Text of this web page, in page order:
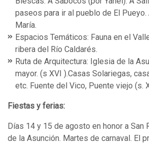
paseos para ir al pueblo de El Pueyo.
María.
Espacios Temáticos: Fauna en el
ribera del Río Caldarés.
Ruta de Arquitectura: Iglesia de la
mayor. (s XVI ).Casas Solariegas,
etc. Fuente del Vico, Puente viejo (s.
Fiestas y ferias:
Días 14 y 15 de agosto en honor a San
de la Asunción. Martes de carnaval. El